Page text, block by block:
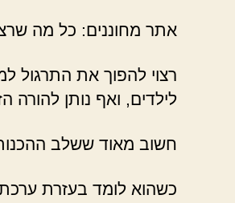
אתר מחוננים: כל מה
רצוי להפוך את התרגול
לילדים, ואף נותן להורה
חשוב מאוד ששלב
כשהוא לומד בעזרת